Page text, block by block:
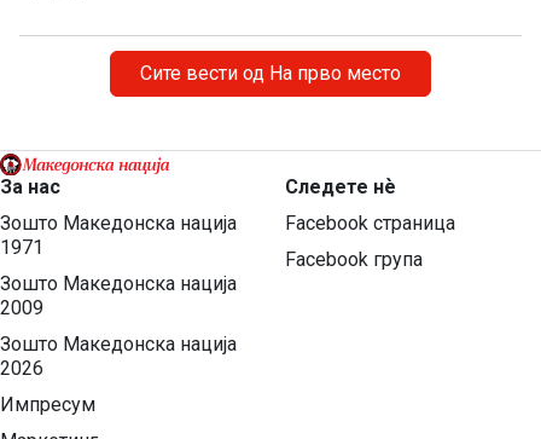
Фестивалот ќе биде можност за промоција на богатото
македонско културно наследство […]
Сите вести од На прво место
За нас
Зошто Македонска нација
1971
Зошто Македонска нација
2009
Зошто Македонска нација
2026
Импресум
Следете нѐ
Facebook страница
Facebook група